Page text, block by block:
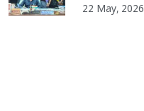
22 May, 2026